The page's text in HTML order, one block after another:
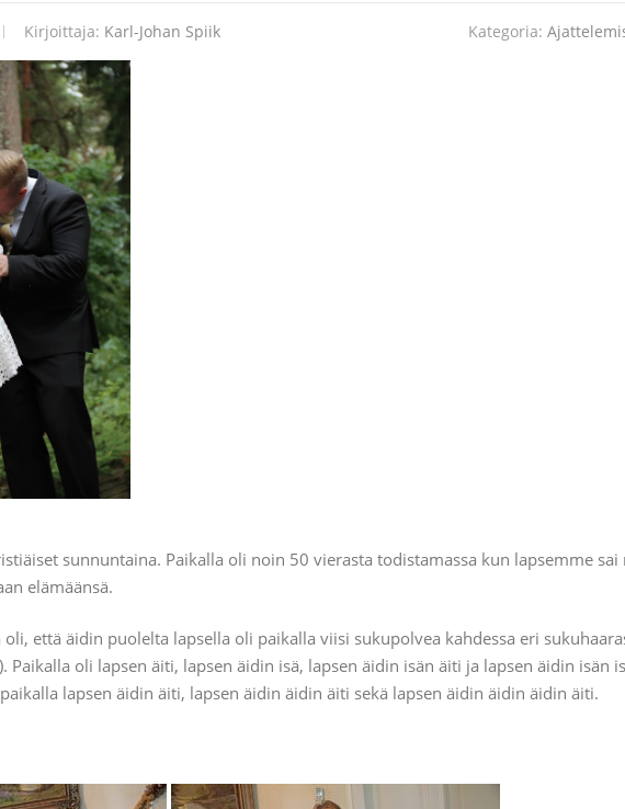
Kirjoittaja: Karl-Johan Spiik Kategoria:
sunnuntaina. Paikalla oli noin 50 vierasta todistamassa kun lapsemme sai
elämäänsä.
että äidin puolelta lapsella oli paikalla viisi sukupolvea kahdessa eri
Paikalla oli lapsen äiti, lapsen äidin isä, lapsen äidin isän äiti ja lapsen äidin isän
lapsen äidin äiti, lapsen äidin äidin äiti sekä lapsen äidin äidin äidin äiti.